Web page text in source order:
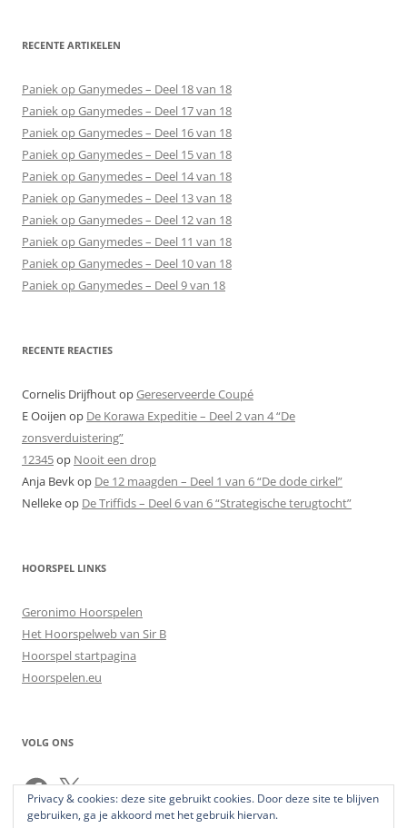
RECENTE ARTIKELEN
Paniek op Ganymedes – Deel 18 van 18
Paniek op Ganymedes – Deel 17 van 18
Paniek op Ganymedes – Deel 16 van 18
Paniek op Ganymedes – Deel 15 van 18
Paniek op Ganymedes – Deel 14 van 18
Paniek op Ganymedes – Deel 13 van 18
Paniek op Ganymedes – Deel 12 van 18
Paniek op Ganymedes – Deel 11 van 18
Paniek op Ganymedes – Deel 10 van 18
Paniek op Ganymedes – Deel 9 van 18
RECENTE REACTIES
Cornelis DrijfhoutopGereserveerde Coupé
E Ooijen op De Korawa Expeditie – Deel 2 van 4 “De
zonsverduistering”
12345op Nooit een drop
Anja Bevkop De 12 maagden – Deel 1 van 6 “De dode cirkel”
Nellekeop De Triffids – Deel 6 van 6 “Strategische terugtocht”
HOORSPEL LINKS
Geronimo Hoorspelen
Het Hoorspelweb van Sir B
Hoorspel startpagina
Hoorspelen.eu
VOLG ONS
Facebook
X
Privacy & cookies: deze site gebruikt cookies. Door deze site te blijven
gebruiken, ga je akkoord met het gebruik hiervan.